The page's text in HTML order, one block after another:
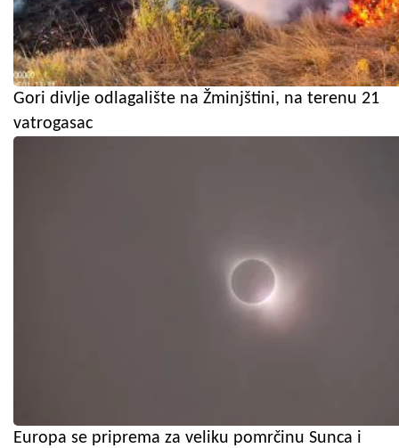
Gori divlje odlagalište na Žminjštini, na terenu 21
vatrogasac
Europa se priprema za veliku pomrčinu Sunca i